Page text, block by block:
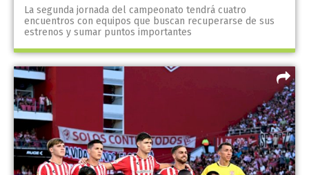
La segunda jornada del campeonato tendrá cuatro
encuentros con equipos que buscan recuperarse de sus
estrenos y sumar puntos importantes